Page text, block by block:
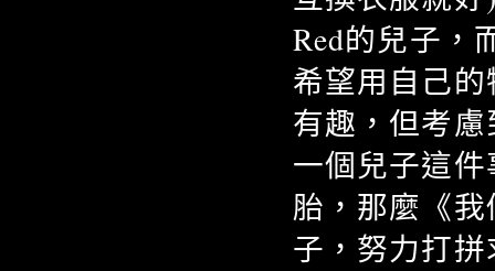
Red的兒子，
希望用自己
有趣，但考
一個兒子這
胎，那麼《
子，努力打